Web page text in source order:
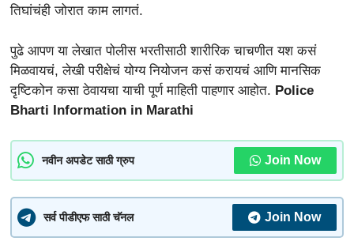
तिघांचंही जोरात काम लागतं.
पुढे आपण या लेखात पोलीस भरतीसाठी शारीरिक चाचणीत यश कसं
मिळवायचं, लेखी परीक्षेचं योग्य नियोजन कसं करायचं आणि मानसिक
दृष्टिकोन कसा ठेवायचा याची पूर्ण माहिती पाहणार आहोत. Police
Bharti Information in Marathi
नवीन अपडेट साठी ग्रुप Join Now
सर्व पीडीएफ साठी चॅनल Join Now